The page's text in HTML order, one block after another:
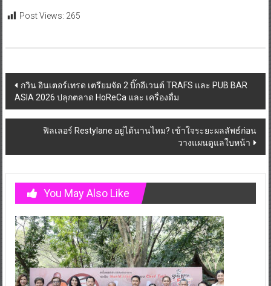
Post Views: 265
Post
navigation
กวิน อินเตอร์เทรด เตรียมจัด 2 บิ๊กอีเวนต์ TRAFS และ PUB BAR
ASIA 2026 ปลุกตลาด HoReCa และ เครื่องดื่ม
ฟิลเลอร์ Restylane อยู่ได้นานไหม? เข้าใจระยะผลลัพธ์ก่อน
วางแผนดูแลใบหน้า
You May Also Like